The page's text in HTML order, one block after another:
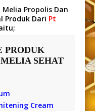
Melia Propolis Dan
Produk Dari Pt
PRODUK
SEHAT
Cream